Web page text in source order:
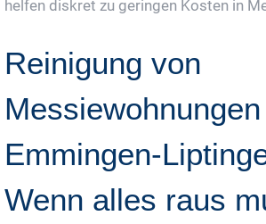
helfen diskret zu geringen Kosten in
Reinigung von
Messiewohnungen
Emmingen-
Wenn alles raus